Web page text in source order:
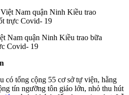
Nam quận Ninh Kiều trao bữa
Covid- 19
có tổng cộng 55 cơ sở tự viện, hằng
tín ngưỡng tôn giáo lớn, nhỏ thu hút